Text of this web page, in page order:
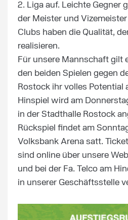
2. Liga auf. Leichte Gegner
der Meister und
Clubs haben die Qualität,
realisieren.
Für unsere Mannschaft gilt
den beiden Spielen gegen
Rostock ihr volles Potential
Hinspiel wird am
in der Stadthalle Rostock
Rückspiel findet am
Volksbank Arena satt.
sind online über unsere
und bei der Fa. Telco am
in unserer Geschäftsstelle